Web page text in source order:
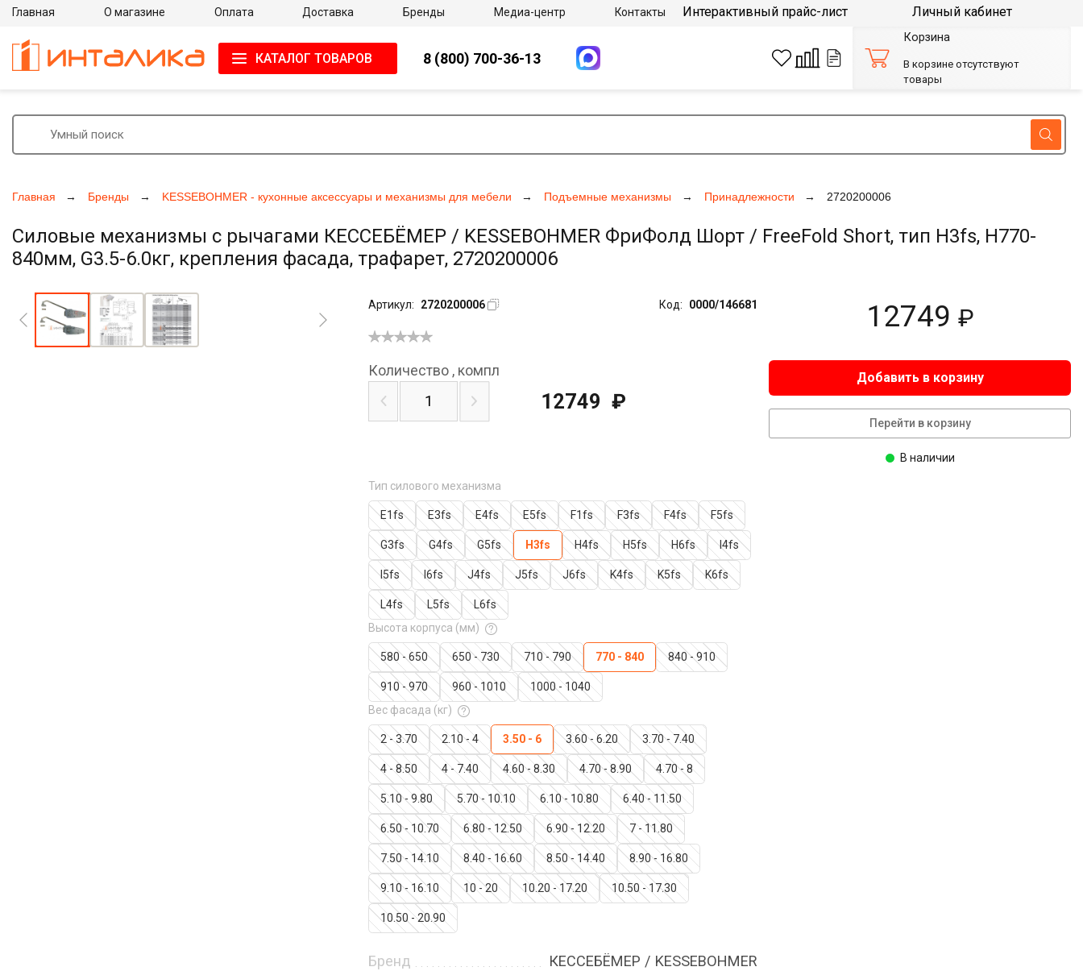
Главная Бренды KESSEBOHMER - кухонные аксессуары и механизмы для мебели Подъемные механизмы Принадлежности 2720200006
Силовые механизмы с рычагами КЕССЕБЁМЕР / KESSEBOHMER ФриФолд Шорт / FreeFold Short, тип H3fs, H770-
840мм, G3.5-6.0кг, крепления фасада, трафарет, 2720200006
Артикул: 2720200006 Код: 0000/146681 12749 ₽
Тип силового механизма
E1fs E3fs E4fs E5fs F1fs F3fs F4fs F5fs
G3fs G4fs G5fs H3fs H4fs H5fs H6fs I4fs
I5fs I6fs J4fs J5fs J6fs K4fs K5fs K6fs
L4fs L5fs
L6fs
Высота корпуса (мм)
580 - 650 650 - 730 710 - 790 770 - 840 840 - 910
910 - 970 960 - 1010
1000 - 1040
Вес фасада (кг)
2 - 3.70 2.10 - 4 3.50 - 6 3.60 - 6.20 3.70 - 7.40
4 - 8.50 4 - 7.40 4.60 - 8.30 4.70 - 8.90 4.70 - 8
5.10 - 9.80 5.70 - 10.10 6.10 - 10.80 6.40 - 11.50
6.50 - 10.70 6.80 - 12.50 6.90 - 12.20 7 - 11.80
7.50 - 14.10 8.40 - 16.60 8.50 - 14.40 8.90 - 16.80
9.10 - 16.10 10 - 20 10.20 - 17.20 10.50 - 17.30
10.50 - 20.90
Бренд
КЕССЕБЁМЕР / KESSEBOHMER
Количество , компл
12749 ₽
Добавить в корзину
Перейти в корзину
В наличии
Главная О магазине Оплата Доставка Бренды Медиа-центр Контакты Интерактивный прайс-лист Личный кабинет
КАТАЛОГ ТОВАРОВ 8 (800) 700-36-13
Корзина
В корзине отсутствуют
товары